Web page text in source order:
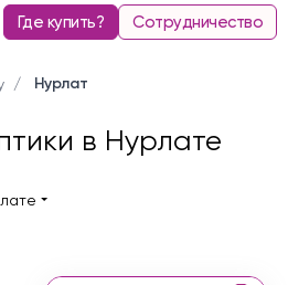
Где купить? Сотрудничество
Нурлат
в Нурлате